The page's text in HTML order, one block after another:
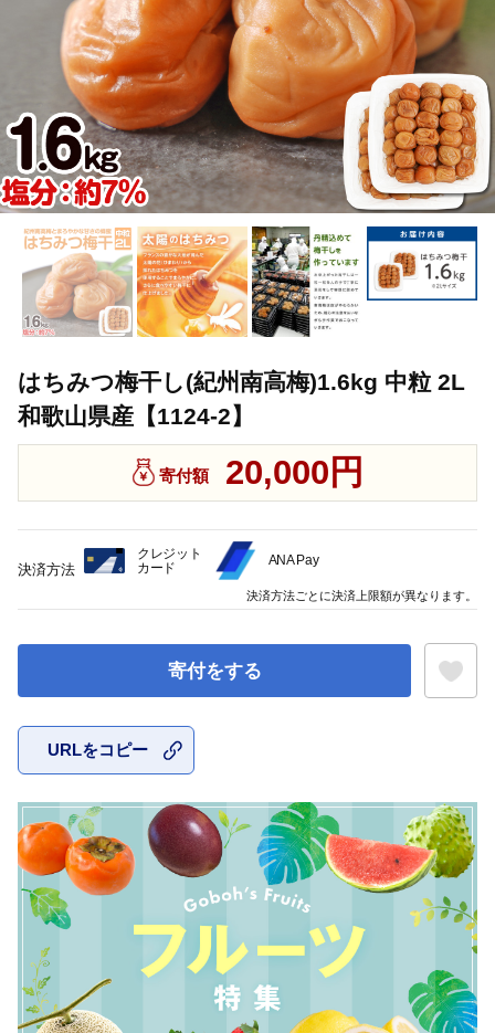
はちみつ梅干し(紀州南高梅)1.6kg 中粒 2L
和歌山県産【1124-2】
寄付額 20,000円
寄付をする
URLをコピー
決済方法
クレジット
カード
ANA Pay
決済方法ごとに決済上限額が異なります。